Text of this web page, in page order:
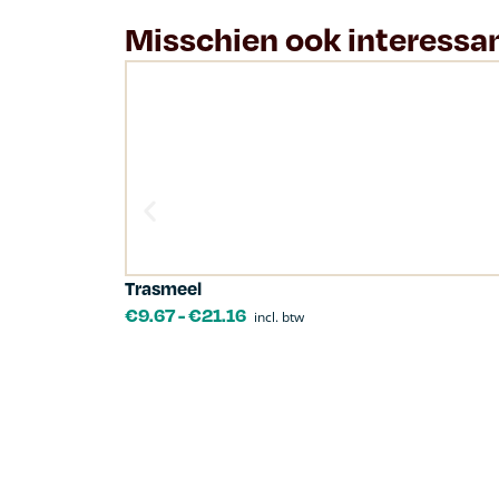
Misschien ook
Trasmeel
€9.67-€21.16 incl. btw